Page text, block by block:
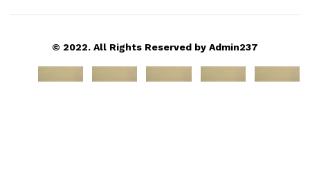
© 2022. All Rights Reserved by Admin237